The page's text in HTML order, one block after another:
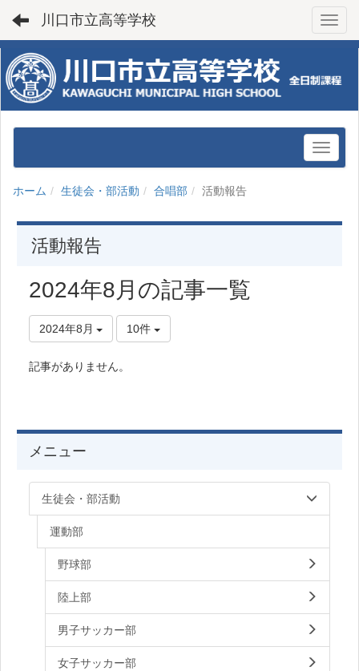
川口市立高等学校
ホーム 生徒会・部活動 合唱部 活動報告
活動報告
2024年8月の記事一覧
2024年8月 10件
記事がありません。
メニュー
生徒会・部活動
運動部
野球部
陸上部
男子サッカー部
女子サッカー部